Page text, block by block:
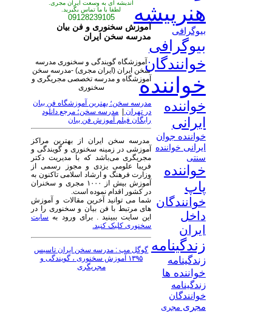
اندیشه ای به وسعت ایران مجری.
لطفا با ما تماس بگیرید.
09128239105
آموزش سخنوری و فن بیان
مدرسه سخن ایران
آموزشگاه گویندگی و سخنوری مدرسه
سخن ایران (ایران مجری) -مدرسه سخن
آموزشگاه و مدرسه تخصصی مجریگری و
سخنوری
مدرسه سخن؛ بهترین آموزشگاه فن بیان
در تهران
مدرسه سخن؛ مرجع دانلود
رایگان فیلم آموزش فن بیان
مدرسه سخن ایران از بهترین مراکز
آموزشی در زمینه سخنوری و گویندگی و
مجریگری می‌باشد که با مدیریت دکتر
فریبا علومی یزدی و مجوز رسمی از
وزارت فرهنگ و ارشاد اسلامی تاکنون به
آموزش بیش از ۱۰۰۰ مجری و سخنران
در کشور اقدام نموده است.
شما می توانید آخرین مقالات و آموزش
های مرتبط با فن بیان و سخنوری را در
این سایت ببینید . برای ورود به سایت
سخنوری کلیک کنید.
گوگل مپ : مدرسه سخن ایران تاسیس
۱۳۹۵ آموزش سخنوری ، گویندگی و
مجریگری
هنرپیشه
بیوگرافی
بیوگرافی
خوانندگان
خواننده
خواننده
ایرانی
خواننده جوان
ایرانی خواننده
سنتی
خواننده
پاپ
خوانندگان
داخل
ایران
زندگینامه
زندگینامه
خواننده ها
زندگینامه
خوانندگان
مجری مجری